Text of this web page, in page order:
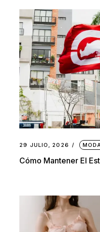
29 JULIO, 2026
Cómo Mantener El